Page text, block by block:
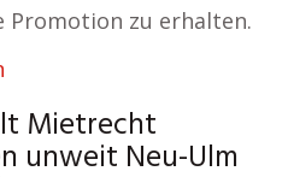
Promotion zu erhalten.
Mietrecht
unweit Neu-Ulm